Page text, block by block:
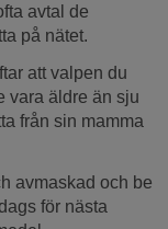
avtal de
på nätet.
att valpen du
vara äldre än sju
från sin mamma
avmaskad och be
för nästa